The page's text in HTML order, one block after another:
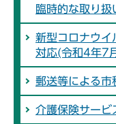
臨時的な取り扱
新型コロナウイ
対応(令和4年7
郵送等による市
介護保険サービ